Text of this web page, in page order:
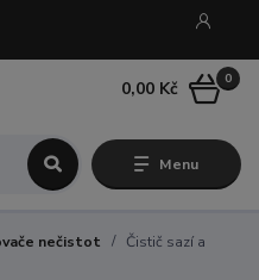
Menu
0
0,00 Kč
nečistot
Čistič sazí a